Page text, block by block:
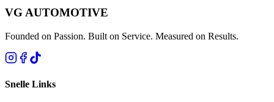
VG AUTOMOTIVE
Founded on Passion. Built on Service. Measured on Results.
Snelle Links